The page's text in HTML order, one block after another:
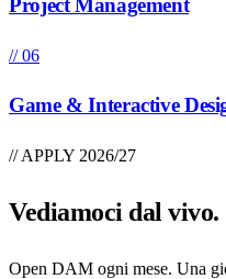
Project Management
// 06
Game & Interactive
// APPLY 2026/27
Vediamoci dal vivo.
Open DAM ogni mese. Una